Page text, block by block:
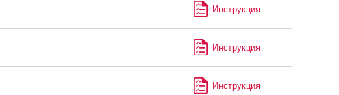
Инструкция
Инструкция
Инструкция